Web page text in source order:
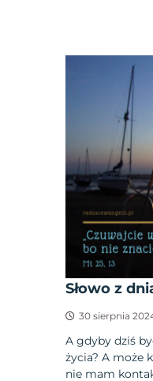
Słowo z
30 sierpnia
A gdyby dziś
życia? A może
nie mam